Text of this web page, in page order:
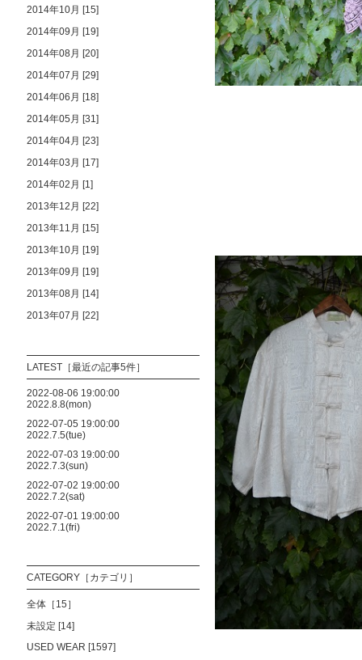
2014年10月 [15]
2014年09月 [19]
2014年08月 [20]
2014年07月 [29]
2014年06月 [18]
2014年05月 [31]
2014年04月 [23]
2014年03月 [17]
2014年02月 [1]
2013年12月 [22]
2013年11月 [15]
2013年10月 [19]
2013年09月 [19]
2013年08月 [14]
2013年07月 [22]
LATEST［最近の記事5件］
2022-08-06 19:00:00
2022.8.8(mon)
2022-07-05 19:00:00
2022.7.5(tue)
2022-07-03 19:00:00
2022.7.3(sun)
2022-07-02 19:00:00
2022.7.2(sat)
2022-07-01 19:00:00
2022.7.1(fri)
CATEGORY［カテゴリ］
全体［15］
未設定 [14]
USED WEAR [1597]